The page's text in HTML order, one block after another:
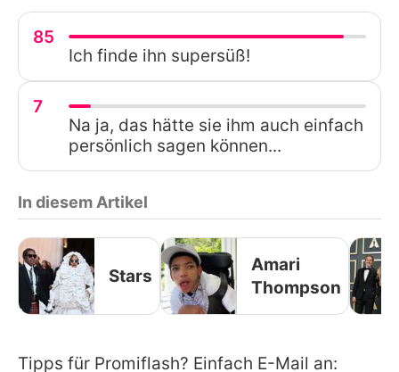
85
Ich finde ihn supersüß!
7
Na ja, das hätte sie ihm auch einfach
persönlich sagen können...
In diesem Artikel
Stars
Amari
Thompson
Tipps für Promiflash? Einfach E-Mail an: